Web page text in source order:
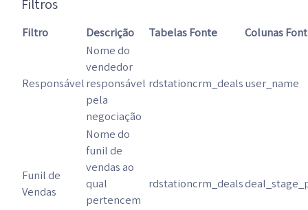
Filtros
Filtro Descrição Tabelas Fonte Colunas
Responsável
Nome do
vendedor
responsável
pela
negociação
rdstationcrm_dealsuser_name
Funil de
Vendas
Nome do
funil de
vendas ao
qual
pertencem
rdstationcrm_deals